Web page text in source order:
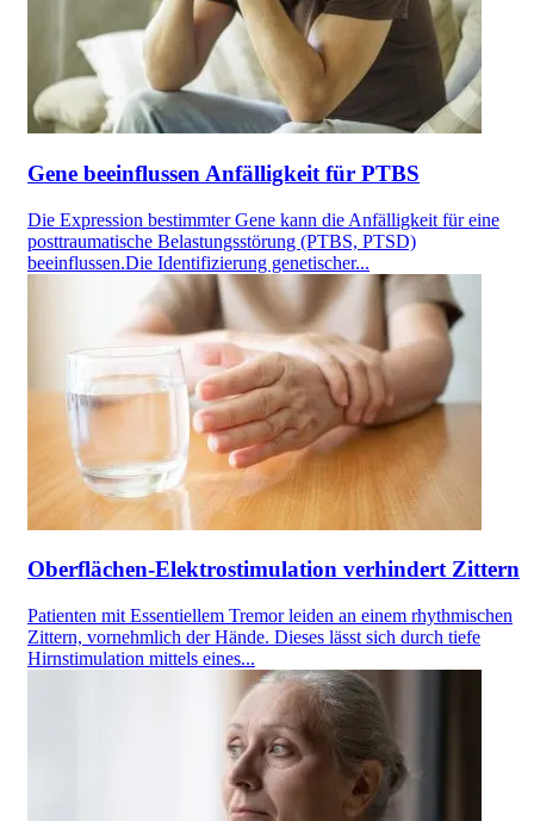
Gene beeinflussen Anfälligkeit für PTBS
Die Expression bestimmter Gene kann die Anfälligkeit für eine
posttraumatische Belastungsstörung (PTBS, PTSD)
beeinflussen.Die Identifizierung genetischer...
Oberflächen-Elektrostimulation verhindert Zittern
Patienten mit Essentiellem Tremor leiden an einem rhythmischen
Zittern, vornehmlich der Hände. Dieses lässt sich durch tiefe
Hirnstimulation mittels eines...